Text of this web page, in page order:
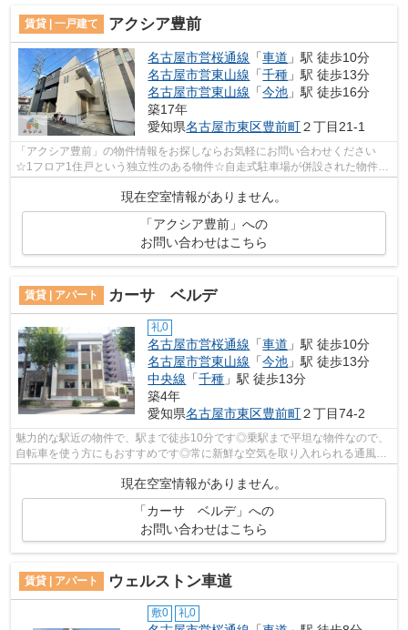
賃貸 | 一戸建て アクシア豊前
名古屋市営桜通線 「車道 」駅 徒歩10分
名古屋市営東山線 「千種 」駅 徒歩13分
名古屋市営東山線 「今池 」駅 徒歩16分
築17年
愛知県名古屋市東区豊前町２丁目21-1
「アクシア豊前」の物件情報をお探しならお気軽にお問い合わせください
☆1フロア1住戸という独立性のある物件☆自走式駐車場が併設された物件で
現在空室情報がありません。
「アクシア豊前」への
お問い合わせはこちら
賃貸 | アパート カーサ ベルデ
礼0
名古屋市営桜通線 「車道 」駅 徒歩10分
名古屋市営東山線 「今池 」駅 徒歩13分
中央線 「千種 」駅 徒歩13分
築4年
愛知県名古屋市東区豊前町２丁目74-2
魅力的な駅近の物件で、駅まで徒歩10分です◎乗駅まで平坦な物件なので、
自転車を使う方にもおすすめです◎常に新鮮な空気を取り入れられる通風良
好な間取りの物件◎令和3年築の物件です◎...
現在空室情報がありません。
「カーサ ベルデ」への
お問い合わせはこちら
賃貸 | アパート ウェルストン車道
敷0 礼0